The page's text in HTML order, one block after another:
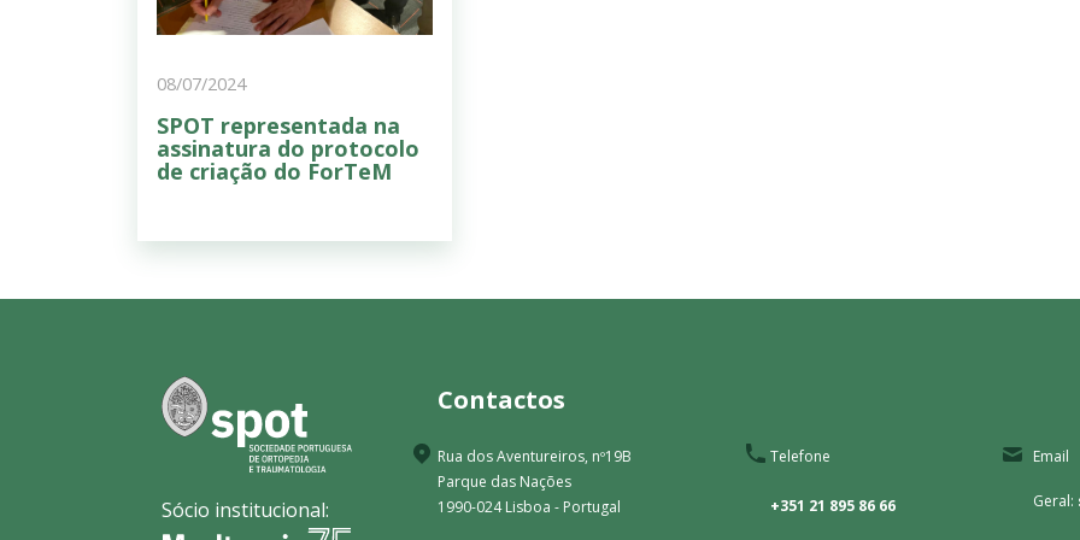
08/07/2024
SPOT representada na
assinatura do protocolo
de criação do ForTeM
Sócio institucional:
Contactos
Rua dos Aventureiros, nº19B
Parque das Nações
1990-024 Lisboa - Portugal
Telefone
+351 21 895 86 66
Email
Geral: